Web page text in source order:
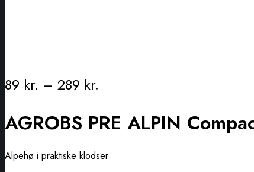
89 kr. – 289 kr.
AGROBS PRE ALPIN
Alpehø i praktiske klodser